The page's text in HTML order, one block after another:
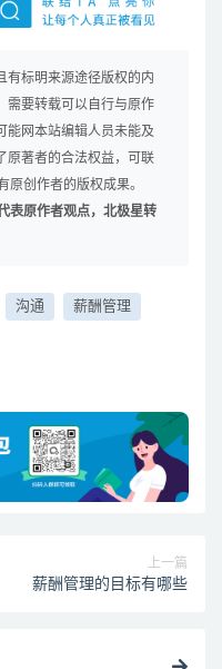
有标明来源途径版权的内
需要转载可以自行与原作
能网本站编辑人员未能及
原著者的合法权益，可联
原创作者的版权成果。
表原作者观点，北极星转
沟通 薪酬管理
上一篇
薪酬管理的目标有哪些